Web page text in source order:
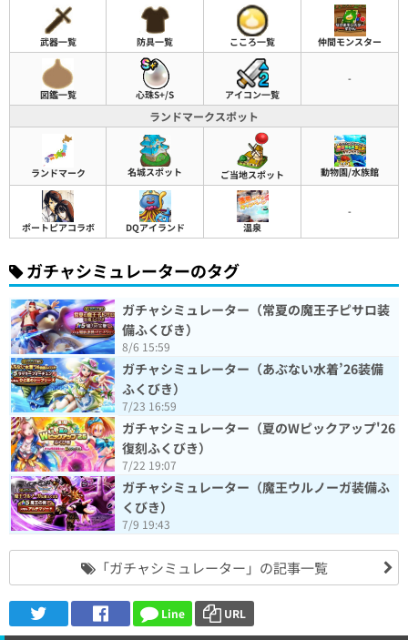
武器一覧 防具一覧 こころ一覧 仲間モンスター
図鑑一覧 心珠S+/S アイコン一覧
-
ランドマークスポット
ランドマーク 名城スポット ご当地スポット 動物園/水族館
ポートピアコラボ DQアイランド 温泉
-
ガチャシミュレーターのタグ
ガチャシミュレーター（常夏の魔王子ピサロ装
備ふくびき）
8/6 15:59
ガチャシミュレーター（あぶない水着’26装備
ふくびき）
7/23 16:59
ガチャシミュレーター（夏のWピックアップ'26
復刻ふくびき）
7/22 19:07
ガチャシミュレーター（魔王ウルノーガ装備ふ
くびき）
7/9 19:43
「ガチャシミュレーター」の記事一覧
Line URL